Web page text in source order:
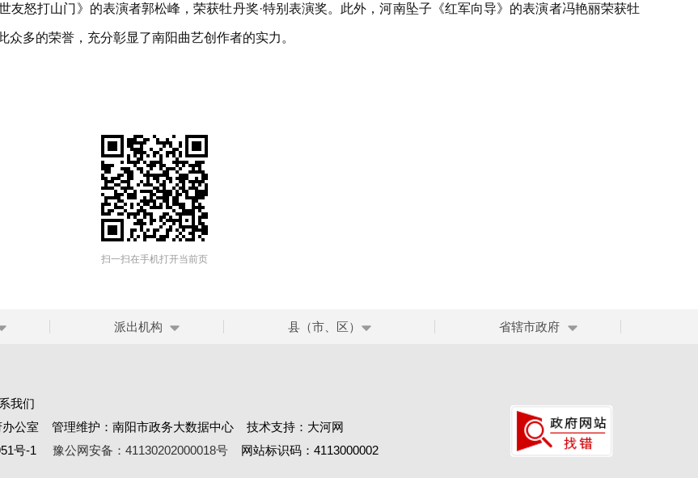
友怒打山门》的表演者郭松峰，荣获牡丹奖·特别表演奖。此外，河南坠子《红军向导》的表演者冯艳丽荣获牡
多的荣誉，充分彰显了南阳曲艺创作者的实力。
扫一扫在手机打开当前页
派出机构 县（市、区） 省辖市政府
我们
办公室 管理维护：南阳市政务大数据中心 技术支持：大河网
号-1 豫公网安备：41130202000018号 网站标识码：4113000002